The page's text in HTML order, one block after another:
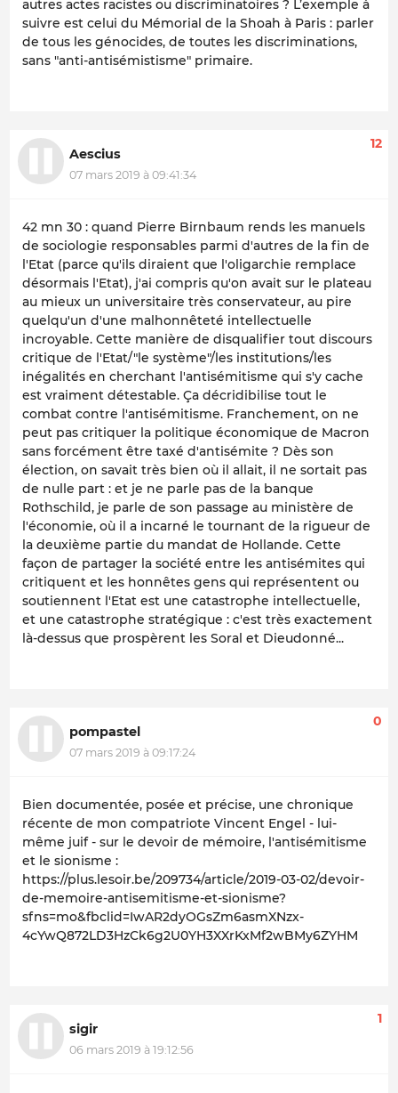
autres actes racistes ou discriminatoires ? L’exemple à
suivre est celui du Mémorial de la Shoah à Paris : parler
de tous les génocides, de toutes les discriminations,
sans "anti-antisémistisme" primaire.
Aescius
07 mars 2019 à 09:41:34
12
42 mn 30 : quand Pierre Birnbaum rends les manuels
de sociologie responsables parmi d'autres de la fin de
l'Etat (parce qu'ils diraient que l'oligarchie remplace
désormais l'Etat), j'ai compris qu'on avait sur le plateau
au mieux un universitaire très conservateur, au pire
quelqu'un d'une malhonnêteté intellectuelle
incroyable. Cette manière de disqualifier tout discours
critique de l'Etat/"le système"/les institutions/les
inégalités en cherchant l'antisémitisme qui s'y cache
est vraiment détestable. Ça décridibilise tout le
combat contre l'antisémitisme. Franchement, on ne
peut pas critiquer la politique économique de Macron
sans forcément être taxé d'antisémite ? Dès son
élection, on savait très bien où il allait, il ne sortait pas
de nulle part : et je ne parle pas de la banque
Rothschild, je parle de son passage au ministère de
l'économie, où il a incarné le tournant de la rigueur de
la deuxième partie du mandat de Hollande. Cette
façon de partager la société entre les antisémites qui
critiquent et les honnêtes gens qui représentent ou
soutiennent l'Etat est une catastrophe intellectuelle,
et une catastrophe stratégique : c'est très exactement
là-dessus que prospèrent les Soral et Dieudonné...
pompastel
07 mars 2019 à 09:17:24
0
Bien documentée, posée et précise, une chronique
récente de mon compatriote Vincent Engel - lui-
même juif - sur le devoir de mémoire, l'antisémitisme
et le sionisme :
https://plus.lesoir.be/209734/article/2019-03-02/devoir-
de-memoire-antisemitisme-et-sionisme?
sfns=mo&fbclid=IwAR2dyOGsZm6asmXNzx-
4cYwQ872LD3HzCk6g2U0YH3XXrKxMf2wBMy6ZYHM
sigir
06 mars 2019 à 19:12:56
1